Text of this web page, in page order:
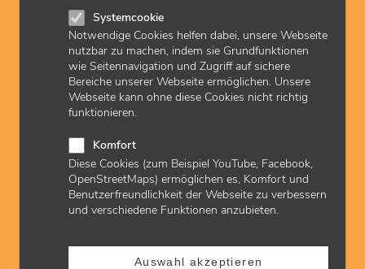
Systemcookie
Notwendige Cookies helfen dabei, unsere Webseite
nutzbar zu machen, indem sie Grundfunktionen
wie Seitennavigation und Zugriff auf sichere
Bereiche unserer Webseite ermöglichen. Unsere
Webseite kann ohne diese Cookies nicht richtig
funktionieren.
Komfort
Diese Cookies (zum Beispiel YouTube, Facebook,
OpenStreetMaps) ermöglichen es, Komfort und
Benutzerfreundlichkeit der Webseite zu verbessern
und verschiedene Funktionen anzubieten.
Auswahl akzeptieren
DGKH Hygiene in der augenärztlichen Praxis
DGKH Hygiene in der gynäkologischen Praxis
DGKH Hygiene in der HNO-Praxis
DGKH Hygiene in der urologischen Praxis
DGKH Hygiene in der hausärztlichen Praxis
CoC Übersicht Umgang und Aufbereitung von
Medizinprodukten
Dokumentation nach MPBetreibV
Prüfungen nach MPBetreibV
Eckpunkte für die externe Aufbereitung von
SAA - Aufbereitung transvaginaler und transrektaler